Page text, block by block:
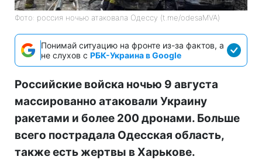
Фото: россия ночью атаковала Одессу (t.me/odesaMVA)
Понимай ситуацию на фронте из-за фактов, а
не слухов с РБК-Украина в Google
Российские войска ночью 9 августа
массированно атаковали Украину
ракетами и более 200 дронами. Больше
всего пострадала Одесская область,
также есть жертвы в Харькове.